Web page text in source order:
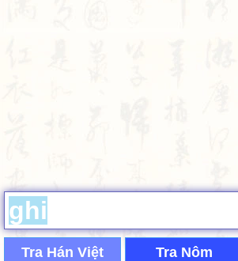
Tra Hán Việt Tra Nôm